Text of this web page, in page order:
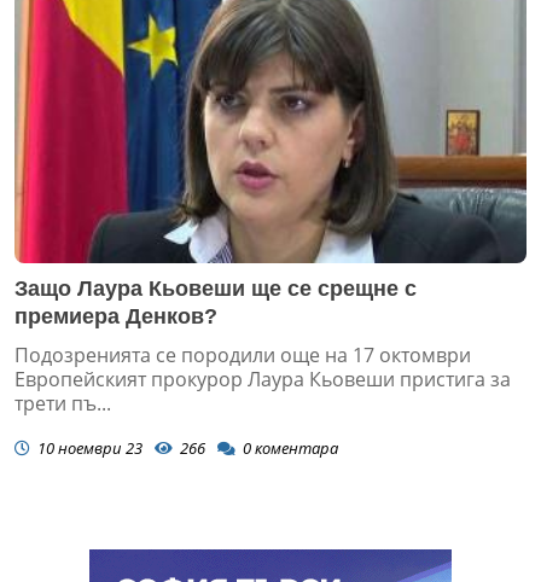
Защо Лаура Кьовеши ще се срещне с
премиера Денков?
Подозренията се породили още на 17 октомври
Европейският прокурор Лаура Кьовеши пристига за
трети пъ...
10 ноември 23 266 0коментара